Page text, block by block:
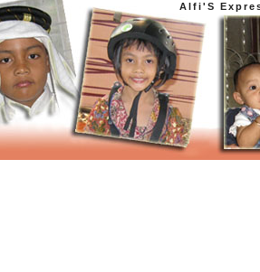
Alfi'S